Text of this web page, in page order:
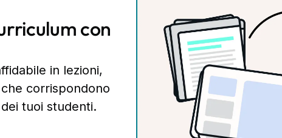
con
in lezioni,
corrispondono
tuoi studenti.